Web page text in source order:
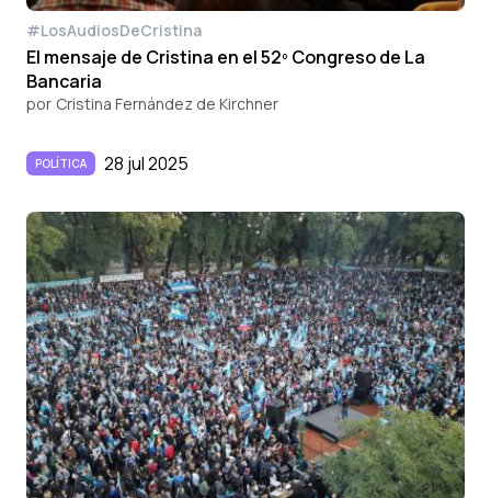
#LosAudiosDeCristina
El mensaje de Cristina en el 52º Congreso de La
Bancaria
por Cristina Fernández de Kirchner
POLÍTICA 28 jul 2025